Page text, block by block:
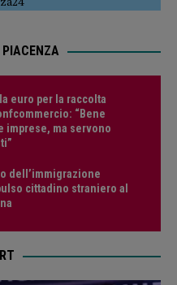
euro per la raccolta
“Bene
imprese, ma servono
dell’immigrazione
cittadino straniero al